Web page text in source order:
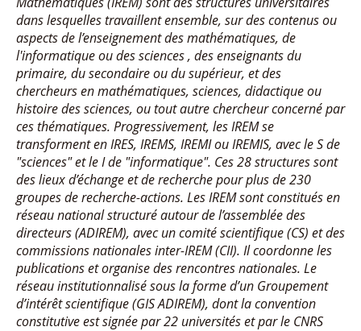
dans lesquelles travaillent ensemble, sur des contenus ou
aspects de l’enseignement des mathématiques, de
l'informatique ou des sciences , des enseignants du
primaire, du secondaire ou du supérieur, et des
chercheurs en mathématiques, sciences, didactique ou
histoire des sciences, ou tout autre chercheur concerné par
ces thématiques. Progressivement, les IREM se
transforment en IRES, IREMS, IREMI ou IREMIS, avec le S de
"sciences" et le I de "informatique". Ces 28 structures sont
des lieux d’échange et de recherche pour plus de 230
groupes de recherche-actions. Les IREM sont constitués en
réseau national structuré autour de l’assemblée des
directeurs (ADIREM), avec un comité scientifique (CS) et des
commissions nationales inter-IREM (CII). Il coordonne les
publications et organise des rencontres nationales. Le
réseau institutionnalisé sous la forme d’un Groupement
d’intérêt scientifique (GIS ADIREM), dont la convention
constitutive est signée par 22 universités et par le CNRS